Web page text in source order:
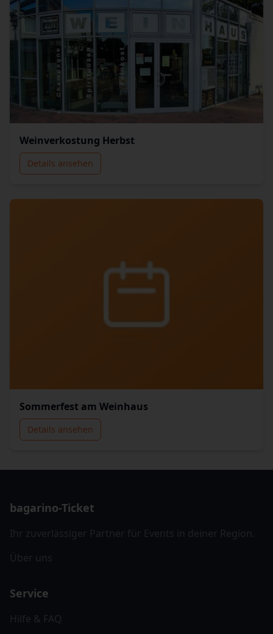
Weinverkostung Herbst
Details ansehen
Sommerfest am Weinhaus
Details ansehen
bagarino-Ticket
Ihr zuverlässiger Partner für Events in deiner Region.
Über uns
Service
Hilfe & FAQ